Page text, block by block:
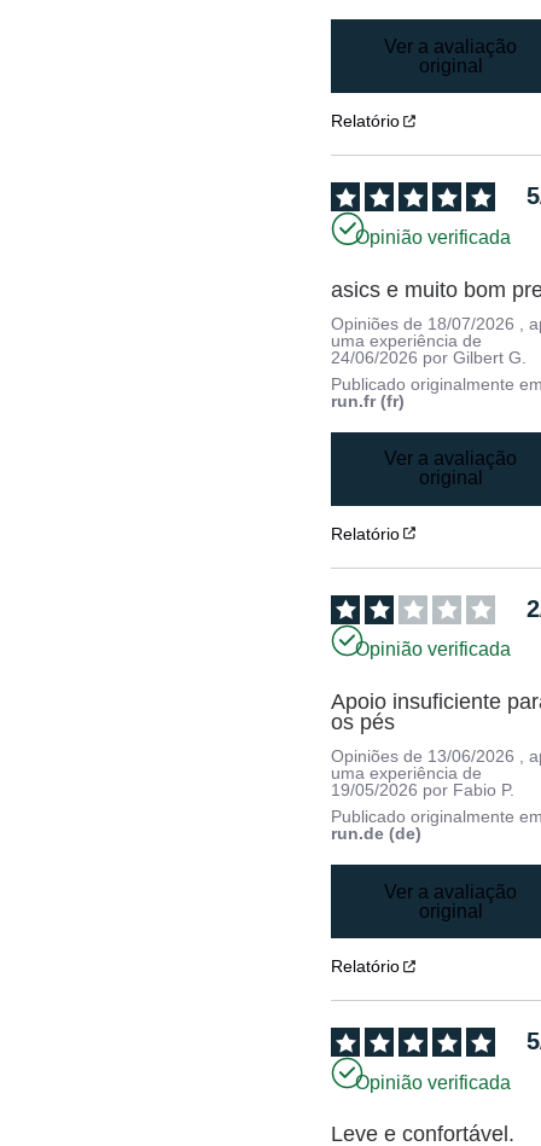
Ver a avaliação
original
Relatório
5
Opinião verificada
asics e muito bom
Opiniões de 18/07/2026
,
uma experiência de
24/06/2026 porGilbert G.
Publicado originalmente
run.fr (fr)
Ver a avaliação
original
Relatório
2
Opinião verificada
Apoio insuficiente
os pés
Opiniões de 13/06/2026
,
uma experiência de
19/05/2026 por Fabio P.
Publicado originalmente
run.de (de)
Ver a avaliação
original
Relatório
5
Opinião verificada
Leve e confortável.